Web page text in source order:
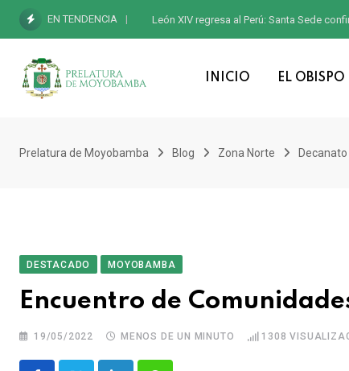
EN TENDENCIA León XIV regresa al Perú: Santa Sede
INICIO EL OBISPO
Prelatura de Moyobamba Blog Zona Norte
DESTACADO MOYOBAMBA
Encuentro de
19/05/2022 MENOS DE UN MINUTO 1308